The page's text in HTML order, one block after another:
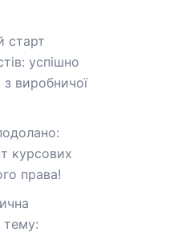
старт
успішно
виробничої
курсових
права!
тему: